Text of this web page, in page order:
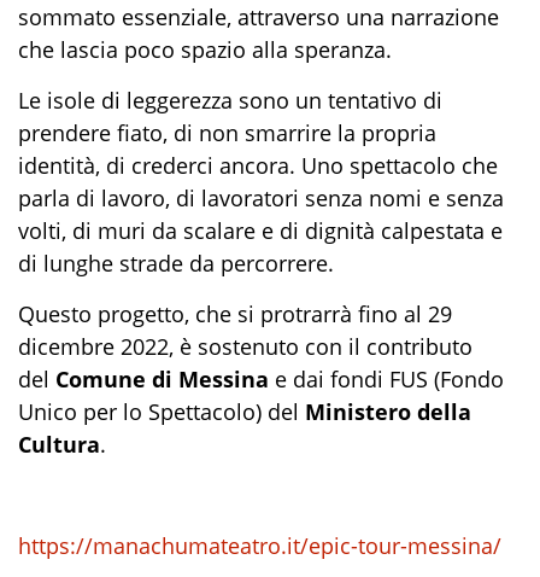
sommato essenziale, attraverso una narrazione
che lascia poco spazio alla speranza.
Le isole di leggerezza sono un tentativo di
prendere fiato, di non smarrire la propria
identità, di crederci ancora. Uno spettacolo che
parla di lavoro, di lavoratori senza nomi e senza
volti, di muri da scalare e di dignità calpestata e
di lunghe strade da percorrere.
Questo progetto, che si protrarrà fino al 29
dicembre 2022, è sostenuto con il contributo
del Comune di Messina e dai fondi FUS (Fondo
Unico per lo Spettacolo) del Ministero della
Cultura.
https://manachumateatro.it/epic-tour-messina/